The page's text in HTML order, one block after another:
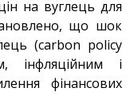
на вуглець для
що шок
(carbon policy
інфляційним і
фінансових